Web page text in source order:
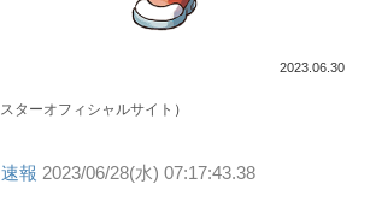
2023.06.30
ターオフィシャルサイト ）
報 2023/06/28(水) 07:17:43.38